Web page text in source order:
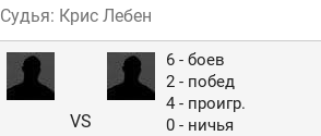
Судья: Крис Лебен
VS
6 - боев
2 - побед
4 - проигр.
0 - ничья